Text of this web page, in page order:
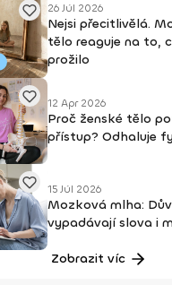
26 Júl 2026
Nejsi přecitlivělá.
tělo reaguje na to,
prožilo
12 Apr 2026
Proč ženské tělo
přístup? Odhaluje
15 Júl 2026
Mozková mlha:
vypadávají slova i
Zobrazit víc